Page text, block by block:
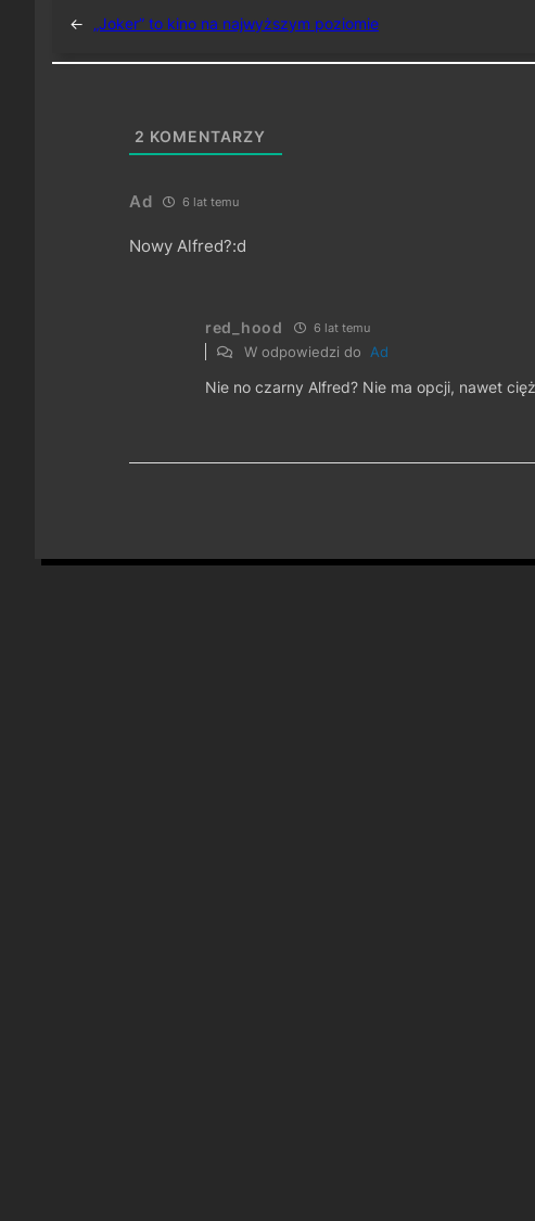
← „Joker” to kino na najwyższym poziomie
2 KOMENTARZY
Ad 6 lat temu
Nowy Alfred?:d
red_hood 6 lat temu
W odpowiedzi do Ad
Nie no czarny Alfred? Nie ma opcji, nawet